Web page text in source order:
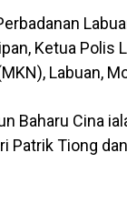
Ketua Polis
Labuan,
Baharu Cina
Patrik Tiong